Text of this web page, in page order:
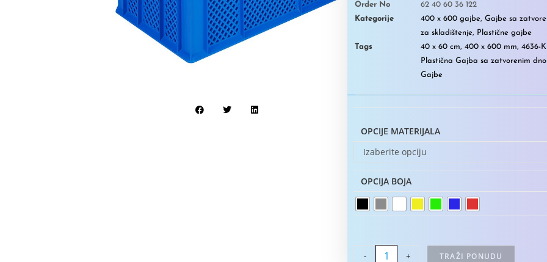
Order No
62 40 60 36 122
Kategorije
400 x 600 gajbe, Gajbe sa
za skladištenje, Plastične gajbe
Tags
40 x 60 cm, 400 x 600 mm, 4636-
Plastična Gajba sa zatvorenim
Gajbe
OPCIJE MATERIJALA
Izaberite opciju
OPCIJA BOJA
- + TRAŽI PONUDU